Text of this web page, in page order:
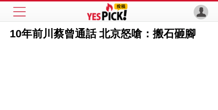
10年前川蔡曾通話 北京怒嗆：搬石砸腳